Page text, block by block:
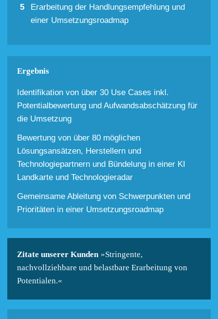
Erarbeitung der Handlungsempfehlung und
einer Umsetzungsroadmap
Ergebnis
Identifikation von über 30 Use Cases inkl.
Potentialbewertung und Aufwandsabschätzung für
die Umsetzung
Bewertung von über 80 möglichen
Lösungsansätzen, Herstellern und
Technologiepartnern und Bündelung in einer KI
Landkarte und Technologieradar
Gemeinsame Ableitung von Schwerpunkten und
Prioritäten in einer Umsetzungsroadmap
Zitate unserer Kunden »Stringente,
nachvollziehbare und belastbare Erarbeitung von
Potentialen.«